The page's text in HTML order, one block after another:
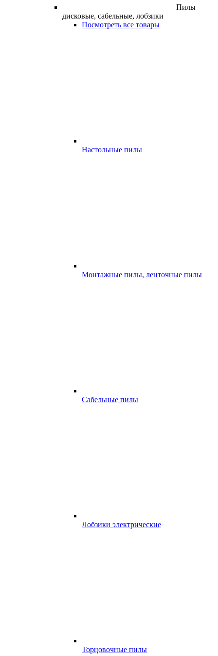
Пилы
дисковые, сабельные, лобзики
Посмотреть все товары
Настольные пилы
Монтажные пилы, ленточные пилы
Сабельные пилы
Лобзики электрические
Торцовочные пилы